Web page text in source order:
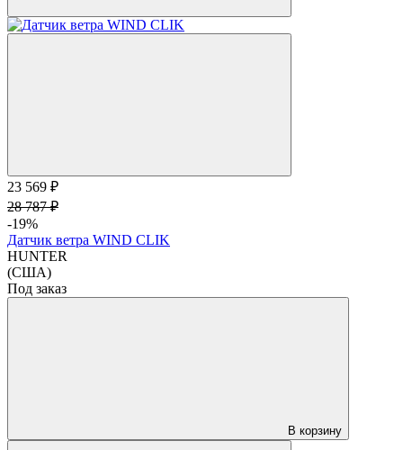
23 569 ₽
28 787 ₽
-19%
Датчик ветра WIND CLIK
HUNTER
(США)
Под заказ
В корзину